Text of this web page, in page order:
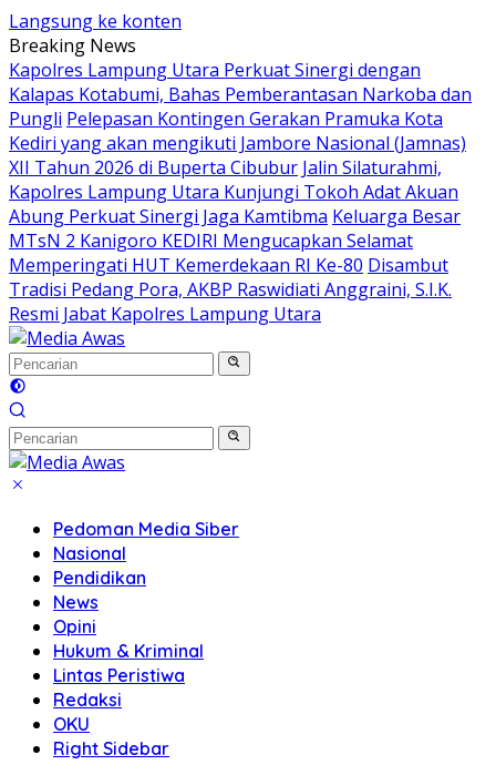
Langsung ke konten
Breaking News
Kapolres Lampung Utara Perkuat Sinergi dengan
Kalapas Kotabumi, Bahas Pemberantasan Narkoba dan
Pungli Pelepasan Kontingen Gerakan Pramuka Kota
Kediri yang akan mengikuti Jambore Nasional (Jamnas)
XII Tahun 2026 di Buperta Cibubur Jalin Silaturahmi,
Kapolres Lampung Utara Kunjungi Tokoh Adat Akuan
Abung Perkuat Sinergi Jaga Kamtibma Keluarga Besar
MTsN 2 Kanigoro KEDIRI Mengucapkan Selamat
Memperingati HUT Kemerdekaan RI Ke-80 Disambut
Tradisi Pedang Pora, AKBP Raswidiati Anggraini, S.I.K.
Resmi Jabat Kapolres Lampung Utara
Pedoman Media Siber
Nasional
Pendidikan
News
Opini
Hukum & Kriminal
Lintas Peristiwa
Redaksi
OKU
Right Sidebar